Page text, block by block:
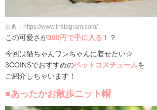
出典：https://www.instagram.com/
この可愛さが300円で手に入る ！？
今回は猫ちゃんワンちゃんに着せたい☆
3COINSでおすすめのペットコスチュームを
ご紹介しちゃいます！
■あったかお散歩ニット帽